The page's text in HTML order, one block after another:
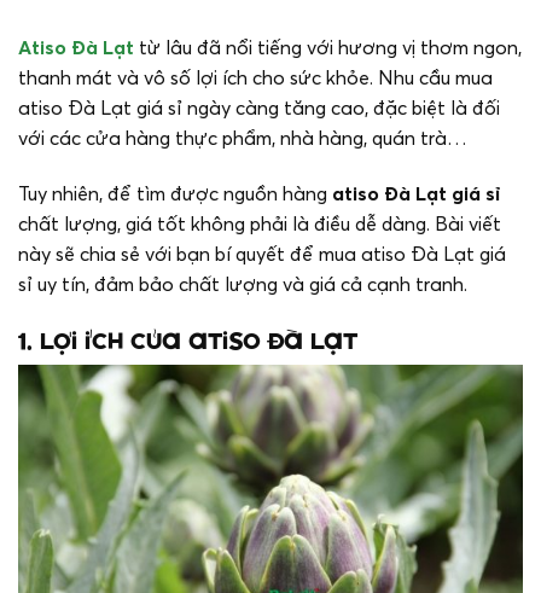
Atiso Đà Lạt từ lâu đã nổi tiếng với hương vị thơm ngon,
thanh mát và vô số lợi ích cho sức khỏe. Nhu cầu mua
atiso Đà Lạt giá sỉ ngày càng tăng cao, đặc biệt là đối
với các cửa hàng thực phẩm, nhà hàng, quán trà…
Tuy nhiên, để tìm được nguồn hàng atiso Đà Lạt giá sỉ
chất lượng, giá tốt không phải là điều dễ dàng. Bài viết
này sẽ chia sẻ với bạn bí quyết để mua atiso Đà Lạt giá
sỉ uy tín, đảm bảo chất lượng và giá cả cạnh tranh.
1. Lợi ích của atiso Đà Lạt